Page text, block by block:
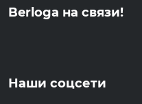
Berloga на связи!
Наши соцсети